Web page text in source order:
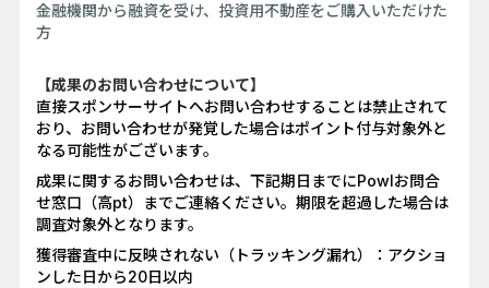
金融機関から融資を受け、投資用不動産をご購入いただけた
方
【成果のお問い合わせについて】
直接スポンサーサイトへお問い合わせすることは禁止されて
おり、お問い合わせが発覚した場合はポイント付与対象外と
なる可能性がございます。
成果に関するお問い合わせは、下記期日までにPowlお問合
せ窓口（高pt）までご連絡ください。期限を超過した場合は
調査対象外となります。
獲得審査中に反映されない（トラッキング漏れ）：アクショ
ンした日から20日以内